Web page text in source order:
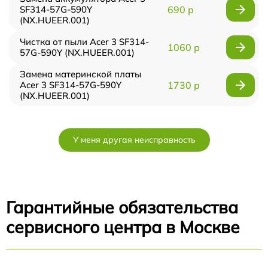
SF314-57G-590Y
(NX.HUEER.001)
690 р
Чистка от пыли Acer 3 SF314-
57G-590Y (NX.HUEER.001)
1060 р
Замена материнской платы
Acer 3 SF314-57G-590Y
(NX.HUEER.001)
1730 р
У меня другая неисправность
Гарантийные обязательства
сервисного центра в Москве